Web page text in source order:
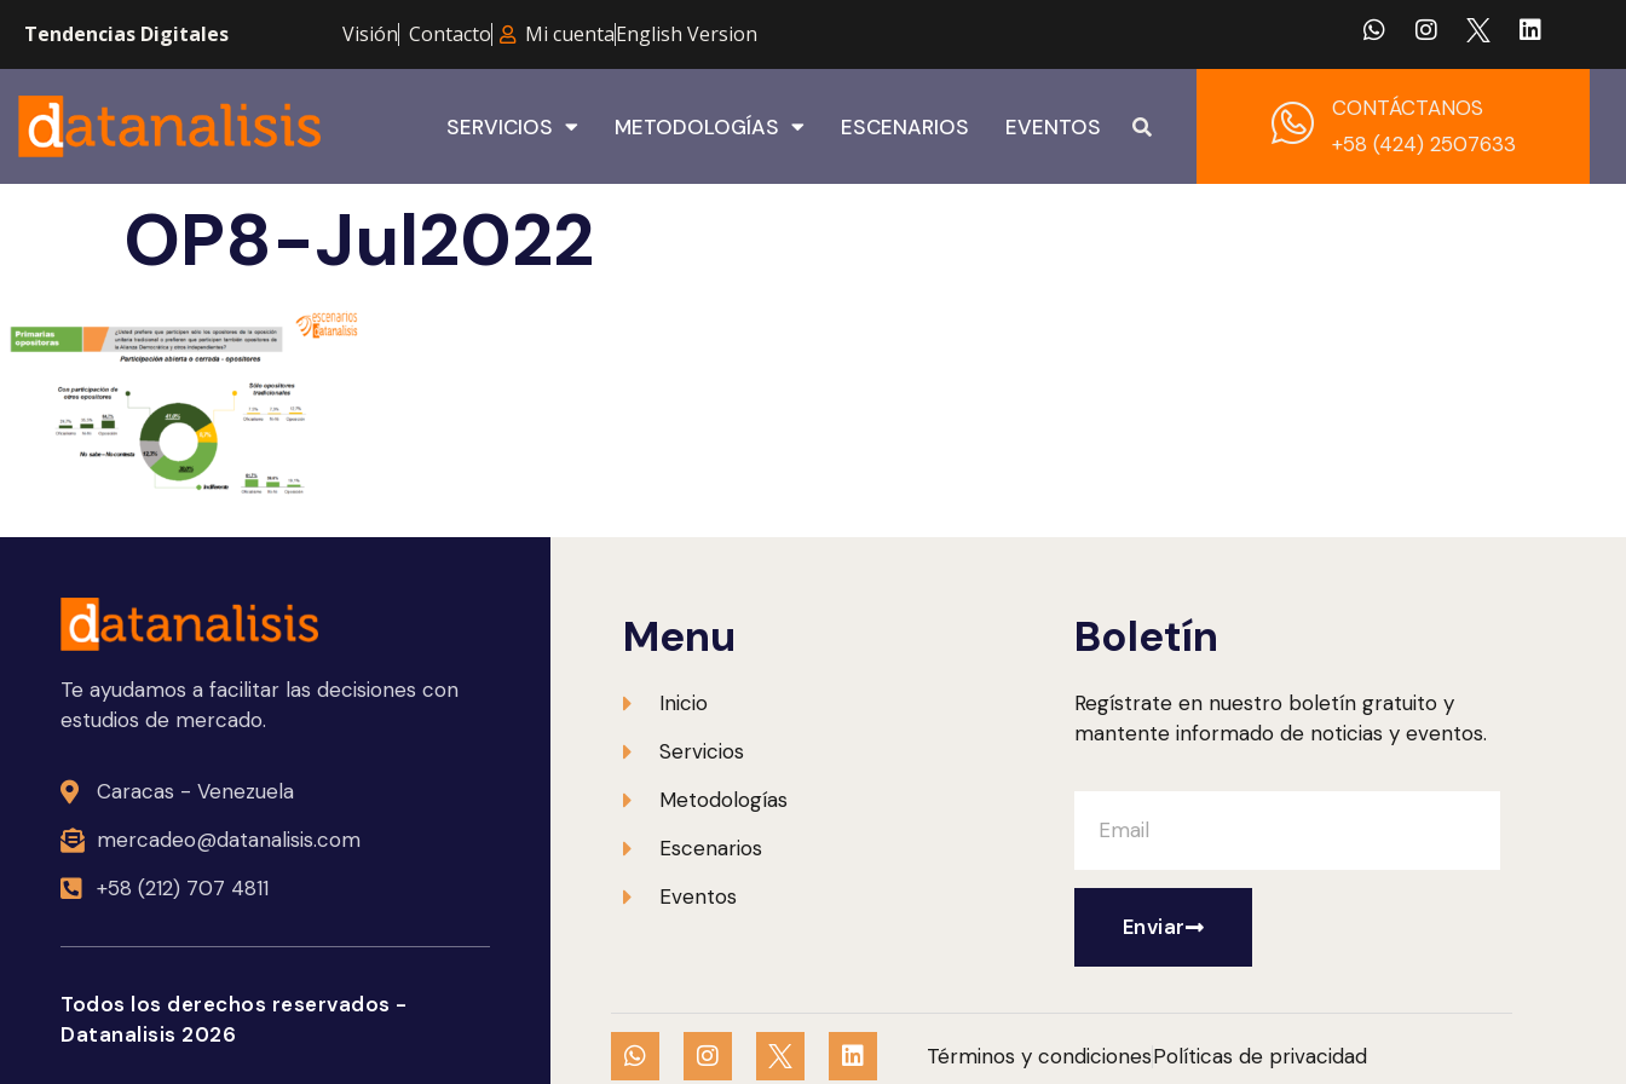
Tendencias Digitales Visión Contacto Mi cuentaEnglish Version
SERVICIOS METODOLOGÍAS ESCENARIOS EVENTOS
CONTÁCTANOS
+58 (424) 2507633
OP8-Jul2022
Te ayudamos a facilitar las decisiones con
estudios de mercado.
Caracas - Venezuela
mercadeo@datanalisis.com
+58 (212) 707 4811
Todos los derechos reservados -
Datanalisis 2026
Menu
Inicio
Servicios
Metodologías
Escenarios
Eventos
Boletín
Regístrate en nuestro boletín gratuito y
mantente informado de noticias y eventos.
Enviar
Términos y condicionesPolíticas de privacidad